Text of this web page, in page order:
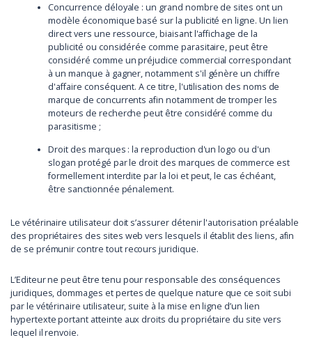
Concurrence déloyale : un grand nombre de sites ont un
modèle économique basé sur la publicité en ligne. Un lien
direct vers une ressource, biaisant l'affichage de la
publicité ou considérée comme parasitaire, peut être
considéré comme un préjudice commercial correspondant
à un manque à gagner, notamment s'il génère un chiffre
d'affaire conséquent. A ce titre, l'utilisation des noms de
marque de concurrents afin notamment de tromper les
moteurs de recherche peut être considéré comme du
parasitisme ;
Droit des marques : la reproduction d'un logo ou d'un
slogan protégé par le droit des marques de commerce est
formellement interdite par la loi et peut, le cas échéant,
être sanctionnée pénalement.
Le vétérinaire utilisateur doit s’assurer détenir l'autorisation préalable
des propriétaires des sites web vers lesquels il établit des liens, afin
de se prémunir contre tout recours juridique.
L’Editeur ne peut être tenu pour responsable des conséquences
juridiques, dommages et pertes de quelque nature que ce soit subi
par le vétérinaire utilisateur, suite à la mise en ligne d’un lien
hypertexte portant atteinte aux droits du propriétaire du site vers
lequel il renvoie.